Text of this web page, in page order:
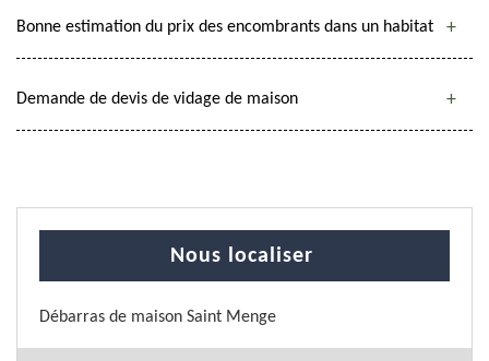
Bonne estimation du prix des encombrants dans un habitat
Demande de devis de vidage de maison
Nous localiser
Débarras de maison Saint Menge